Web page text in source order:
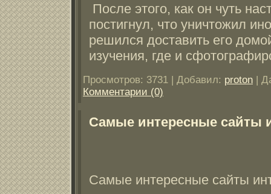
После этого, как он чуть
постигнул, что уничтожил
решился доставить его
изучения, где и
Просмотров: 3731 | Добавил: proton |
Комментарии (0)
Самые интересные сайты
Самые интересные сайты